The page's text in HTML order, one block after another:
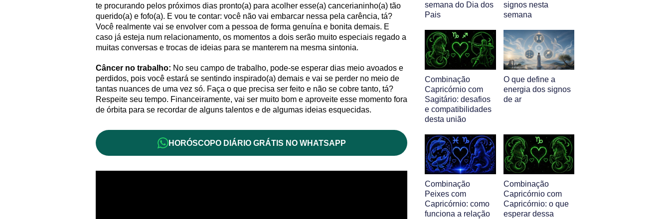
te procurando pelos próximos dias pronto(a) para acolher esse(a) cancerianinho(a) tão
querido(a) e fofo(a). E vou te contar: você não vai embarcar nessa pela carência, tá?
Você realmente vai se envolver com a pessoa de forma genuína e bonita demais. E
caso já esteja num relacionamento, os momentos a dois serão muito especiais regado a
muitas conversas e trocas de ideias para se manterem na mesma sintonia.
Câncer no trabalho: No seu campo de trabalho, pode-se esperar dias meio avoados e
perdidos, pois você estará se sentindo inspirado(a) demais e vai se perder no meio de
tantas nuances de uma vez só. Faça o que precisa ser feito e não se cobre tanto, tá?
Respeite seu tempo. Financeiramente, vai ser muito bom e aproveite esse momento fora
de órbita para se recordar de alguns talentos e de algumas ideias esquecidas.
HORÓSCOPO DIÁRIO GRÁTIS NO WHATSAPP
semana do Dia dos
Pais
signos nesta
semana
Combinação
Capricórnio com
Sagitário: desafios
e compatibilidades
desta união
O que define a
energia dos signos
de ar
Combinação
Peixes com
Capricórnio: como
funciona a relação
Combinação
Capricórnio com
Capricórnio: o que
esperar dessa